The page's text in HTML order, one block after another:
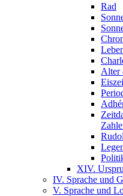
Rad
Alter
XIV.
IV. Sprache und
V. Sprache und